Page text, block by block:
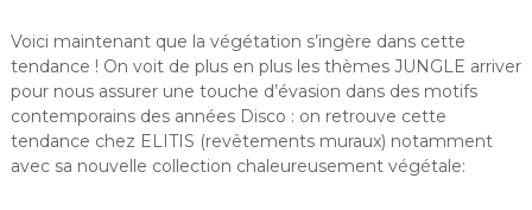
Voici maintenant que la végétation s’ingère dans cette
tendance ! On voit de plus en plus les thèmes JUNGLE arriver
pour nous assurer une touche d’évasion dans des motifs
contemporains des années Disco : on retrouve cette
tendance chez ELITIS (revêtements muraux) notamment
avec sa nouvelle collection chaleureusement végétale: